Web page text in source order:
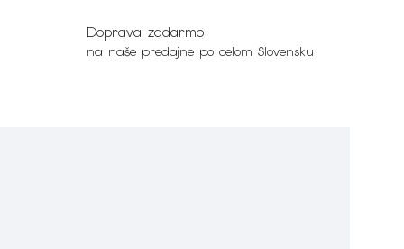
Doprava zadarmo
na naše predajne po celom Slovensku